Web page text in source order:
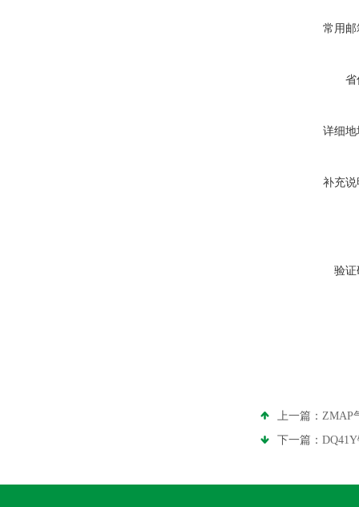
常用邮
省
详细地
补充说
验证
上一篇： ZMAP
下一篇：